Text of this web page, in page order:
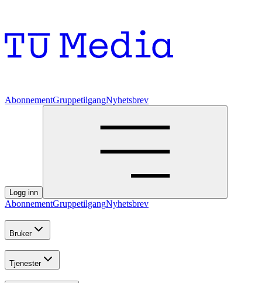
AbonnementGruppetilgangNyhetsbrev
Logg inn
AbonnementGruppetilgangNyhetsbrev
Bruker
Tjenester